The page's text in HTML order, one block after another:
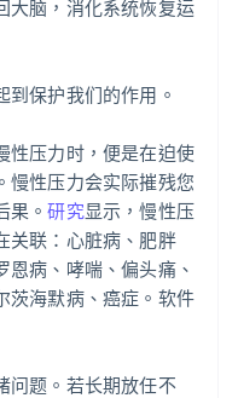
大脑，消化系统恢复运
到保护我们的作用。
压力时，便是在迫使
慢性压力会实际摧残您
果。研究显示，慢性压
关联：心脏病、肥胖
病、哮喘、偏头痛、
茨海默病、癌症。软件
问题。若长期放任不